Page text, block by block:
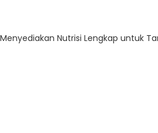
Menyediakan Nutrisi Lengkap untuk